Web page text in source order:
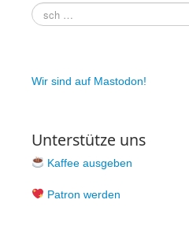
Wir sind auf Mastodon!
Unterstütze uns
Kaffee ausgeben
Patron werden